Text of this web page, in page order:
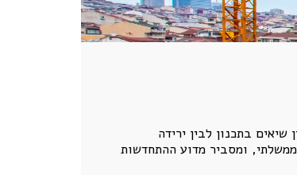
על הפער בין שיאים בתכנון לבין ירידה
ומסביר מדוע ההתחדשות